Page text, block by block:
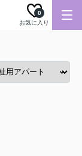
お気に入り
0